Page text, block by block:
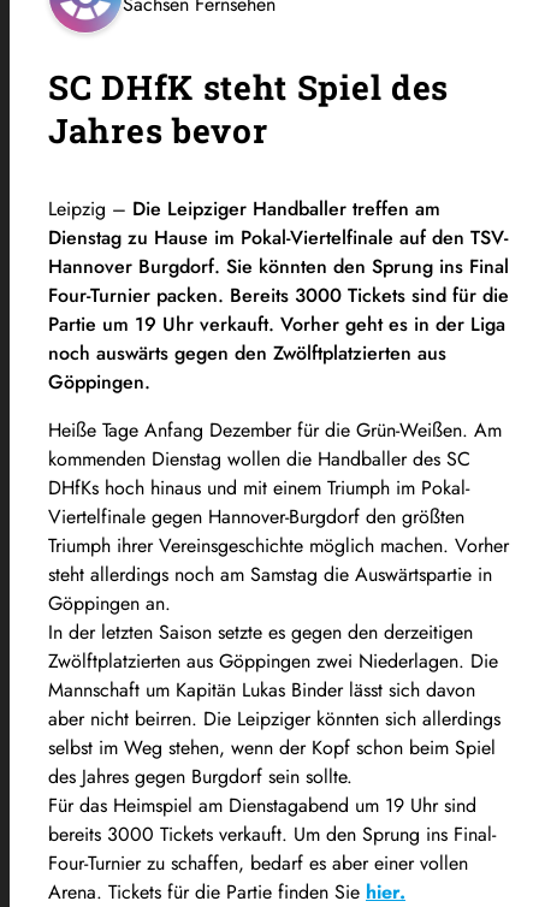
SC DHfK steht Spiel des
Jahres bevor
Leipzig – Die Leipziger Handballer treffen am
Dienstag zu Hause im Pokal-Viertelfinale auf den TSV-
Hannover Burgdorf. Sie könnten den Sprung ins Final
Four-Turnier packen. Bereits 3000 Tickets sind für die
Partie um 19 Uhr verkauft. Vorher geht es in der Liga
noch auswärts gegen den Zwölftplatzierten aus
Göppingen.
Heiße Tage Anfang Dezember für die Grün-Weißen. Am
kommenden Dienstag wollen die Handballer des SC
DHfKs hoch hinaus und mit einem Triumph im Pokal-
Viertelfinale gegen Hannover-Burgdorf den größten
Triumph ihrer Vereinsgeschichte möglich machen. Vorher
steht allerdings noch am Samstag die Auswärtspartie in
Göppingen an.
In der letzten Saison setzte es gegen den derzeitigen
Zwölftplatzierten aus Göppingen zwei Niederlagen. Die
Mannschaft um Kapitän Lukas Binder lässt sich davon
aber nicht beirren. Die Leipziger könnten sich allerdings
selbst im Weg stehen, wenn der Kopf schon beim Spiel
des Jahres gegen Burgdorf sein sollte.
Für das Heimspiel am Dienstagabend um 19 Uhr sind
bereits 3000 Tickets verkauft. Um den Sprung ins Final-
Four-Turnier zu schaffen, bedarf es aber einer vollen
Arena. Tickets für die Partie finden Sie hier.